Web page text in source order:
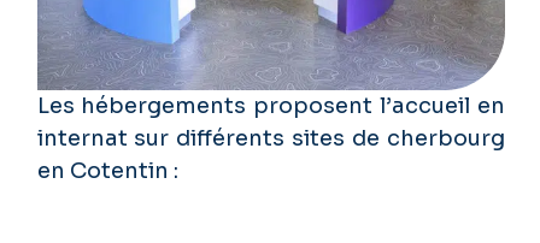
Les hébergements proposent l’accueil en
internat sur différents sites de cherbourg
en Cotentin :